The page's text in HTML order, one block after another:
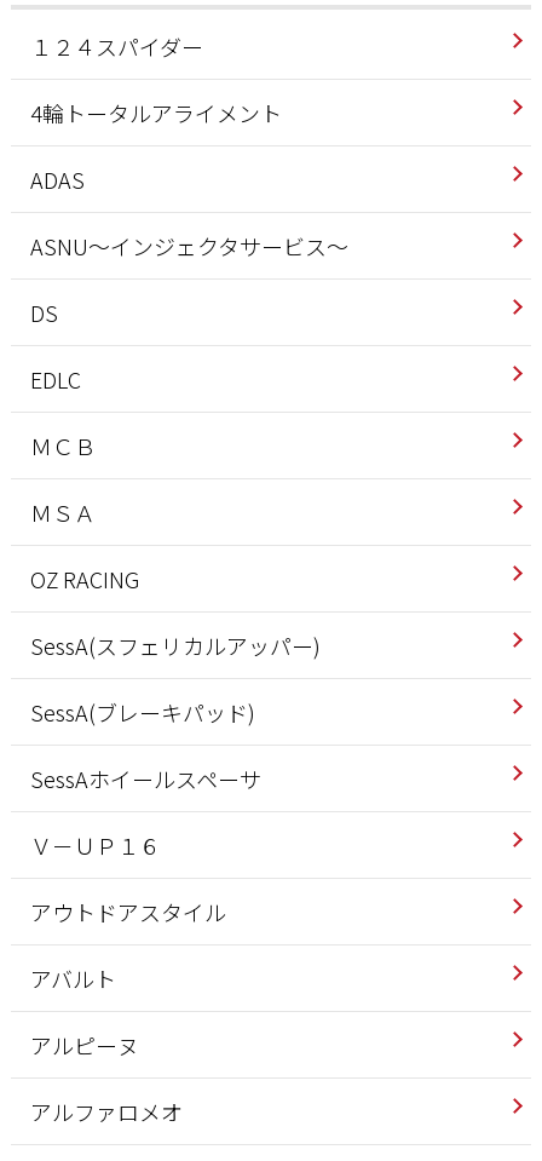
１２４スパイダー
4輪トータルアライメント
ADAS
ASNU～インジェクタサービス～
DS
EDLC
ＭＣＢ
ＭＳＡ
OZ RACING
SessA(スフェリカルアッパー)
SessA(ブレーキパッド)
SessAホイールスペーサ
Ｖ－ＵＰ１６
アウトドアスタイル
アバルト
アルピーヌ
アルファロメオ